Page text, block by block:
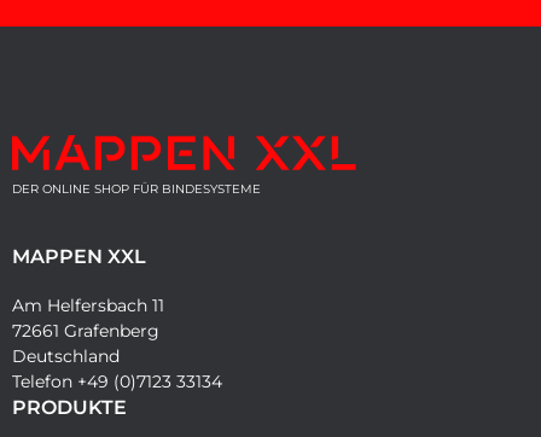
DER ONLINE SHOP FÜR BINDESYSTEME
MAPPEN XXL
Am Helfersbach 11
72661 Grafenberg
Deutschland
Telefon +49 (0)7123 33134
PRODUKTE